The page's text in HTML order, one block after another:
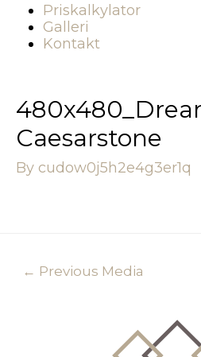
Priskalkylator
Galleri
Kontakt
Caesarstone
By cudow0j5h2e4g3er1q
← Previous Media